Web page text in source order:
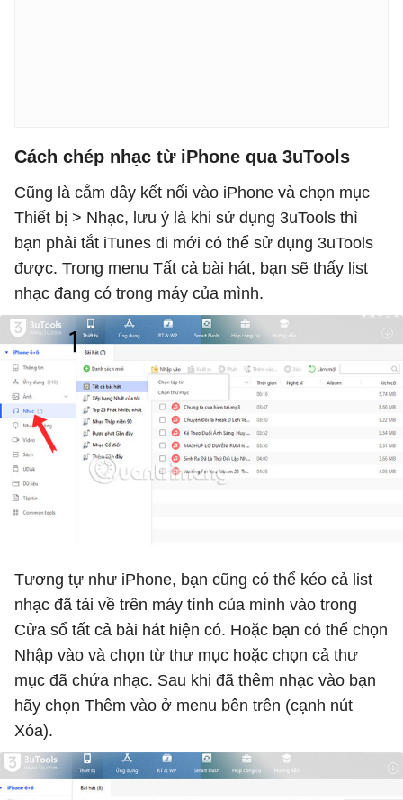
Cách chép nhạc từ iPhone qua 3uTools
Cũng là cắm dây kết nối vào iPhone và chọn mục
Thiết bị > Nhạc, lưu ý là khi sử dụng 3uTools thì
bạn phải tắt iTunes đi mới có thể sử dụng 3uTools
được. Trong menu Tất cả bài hát, bạn sẽ thấy list
nhạc đang có trong máy của mình.
Tương tự như iPhone, bạn cũng có thể kéo cả list
nhạc đã tải về trên máy tính của mình vào trong
Cửa sổ tất cả bài hát hiện có. Hoặc bạn có thể chọn
Nhập vào và chọn từ thư mục hoặc chọn cả thư
mục đã chứa nhạc. Sau khi đã thêm nhạc vào bạn
hãy chọn Thêm vào ở menu bên trên (cạnh nút
Xóa).